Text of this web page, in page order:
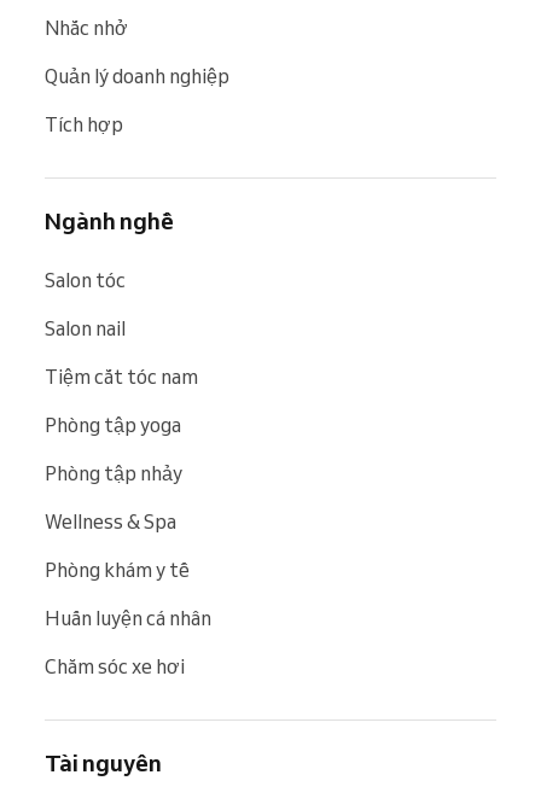
Nhắc nhở
Quản lý doanh nghiệp
Tích hợp
Ngành nghề
Salon tóc
Salon nail
Tiệm cắt tóc nam
Phòng tập yoga
Phòng tập nhảy
Wellness & Spa
Phòng khám y tế
Huấn luyện cá nhân
Chăm sóc xe hơi
Tài nguyên